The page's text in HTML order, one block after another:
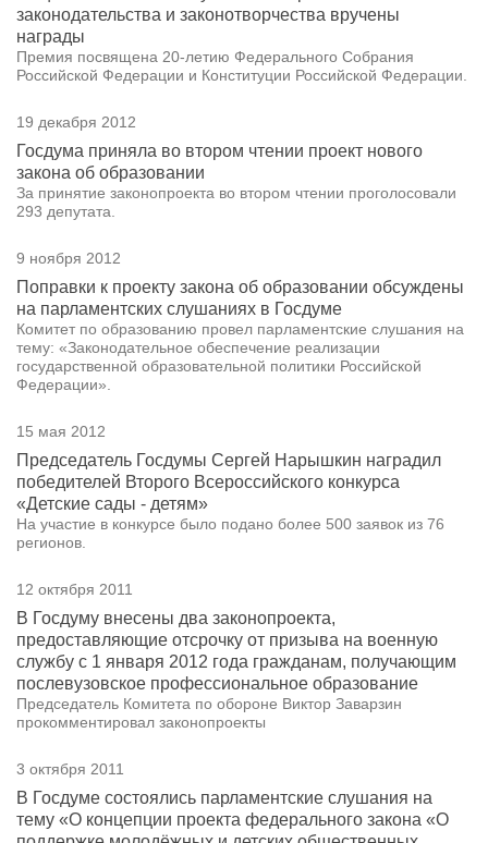
законодательства и законотворчества вручены
награды
Премия посвящена 20-летию Федерального Собрания
Российской Федерации и Конституции Российской Федерации.
19 декабря 2012
Госдума приняла во втором чтении проект нового
закона об образовании
За принятие законопроекта во втором чтении проголосовали
293 депутата.
9 ноября 2012
Поправки к проекту закона об образовании обсуждены
на парламентских слушаниях в Госдуме
Комитет по образованию провел парламентские слушания на
тему: «Законодательное обеспечение реализации
государственной образовательной политики Российской
Федерации».
15 мая 2012
Председатель Госдумы Сергей Нарышкин наградил
победителей Второго Всероссийского конкурса
«Детские сады - детям»
На участие в конкурсе было подано более 500 заявок из 76
регионов.
12 октября 2011
В Госдуму внесены два законопроекта,
предоставляющие отсрочку от призыва на военную
службу с 1 января 2012 года гражданам, получающим
послевузовское профессиональное образование
Председатель Комитета по обороне Виктор Заварзин
прокомментировал законопроекты
3 октября 2011
В Госдуме состоялись парламентские слушания на
тему «О концепции проекта федерального закона «О